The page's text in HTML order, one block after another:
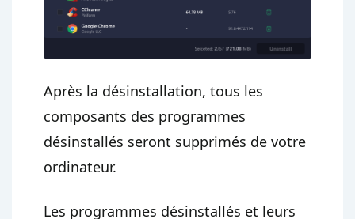
Après la désinstallation, tous les
composants des programmes
désinstallés seront supprimés de votre
ordinateur.
Les programmes désinstallés et leurs